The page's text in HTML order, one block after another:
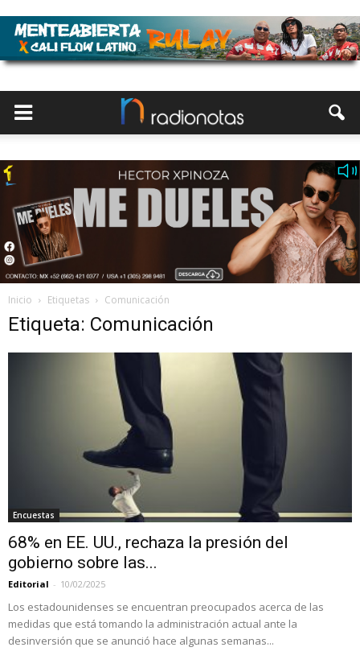
Inicio Etiquetas Comunicación
Etiqueta: Comunicación
Encuestas
68% en EE. UU., rechaza la presión del
gobierno sobre las...
Editorial - 10/02/2025
Los estadounidenses se encuentran preocupados acerca de las
medidas que está tomando la administración actual ante la
desinversión que se anunció hace algunas semanas...